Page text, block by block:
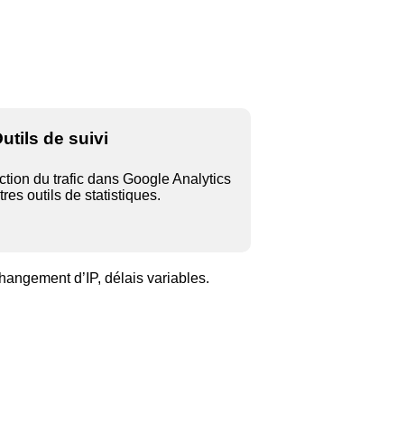
de suivi
du trafic dans Google Analytics
outils de statistiques.
d’IP, délais variables.